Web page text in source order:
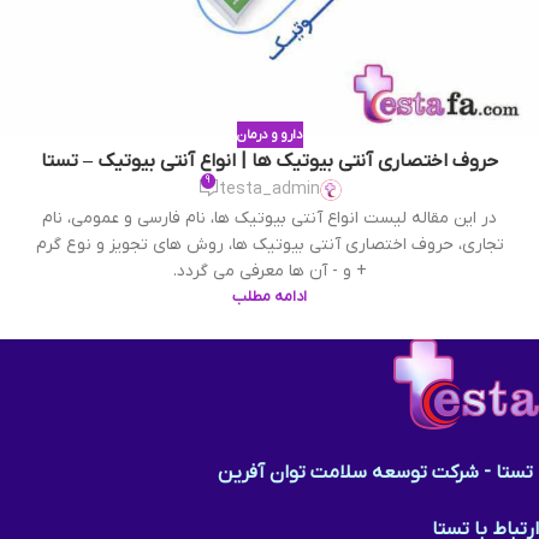
دارو و درمان
حروف اختصاری آنتی بیوتیک ها | انواع آنتی بیوتیک – تستا
testa_admin
9
در این مقاله لیست انواع آنتی بیوتیک ها، نام فارسی و عمومی، نام
تجاری، حروف اختصاری آنتی بیوتیک ها، روش های تجویز و نوع گرم
+ و - آن ها معرفی می گردد.
ادامه مطلب
تستا - شرکت توسعه سلامت توان آفرین
ارتباط با تستا